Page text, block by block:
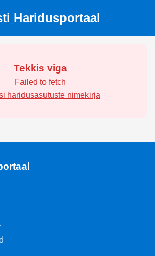
Haridusportaal
Tekkis viga
Failed to fetch
haridusasutuste nimekirja